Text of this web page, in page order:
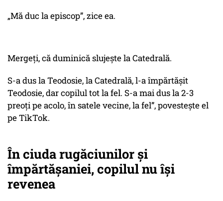
„Mă duc la episcop”, zice ea.
Mergeți, că duminică slujește la Catedrală.
S-a dus la Teodosie, la Catedrală, l-a împărtășit
Teodosie, dar copilul tot la fel. S-a mai dus la 2-3
preoți pe acolo, în satele vecine, la fel”, povestește el
pe TikTok.
În ciuda rugăciunilor și
împărtășaniei, copilul nu își
revenea